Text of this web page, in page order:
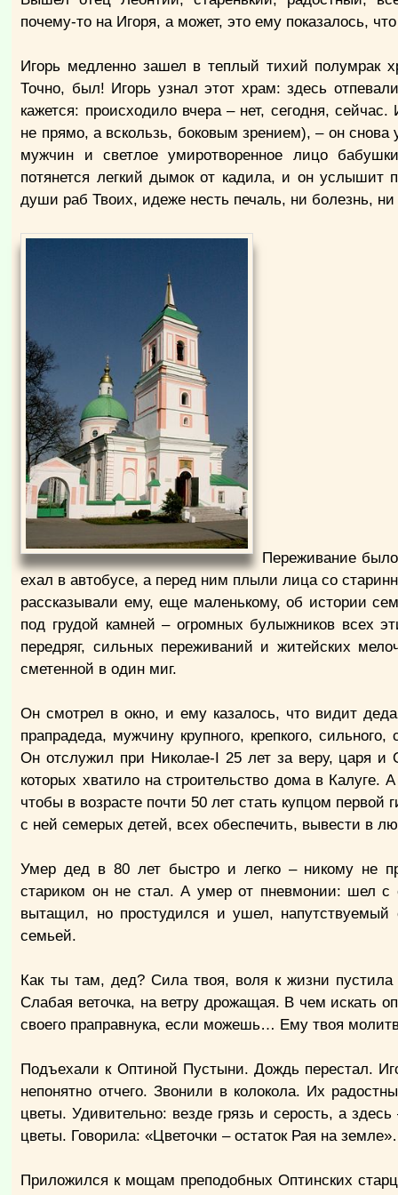
почему-то на Игоря, а может, это ему показалось,
Игорь медленно зашел в теплый тихий полумрак
Точно, был! Игорь узнал этот храм: здесь
кажется: происходило вчера – нет, сегодня,
не прямо, а вскользь, боковым зрением), – он
мужчин и светлое умиротворенное лицо
потянется легкий дымок от кадила, и он
души раб Твоих, идеже несть печаль, ни болезнь,
Переживание
ехал в автобусе, а перед ним плыли лица со
рассказывали ему, еще маленькому, об истории
под грудой камней – огромных булыжников всех
передряг, сильных переживаний и житейских
сметенной в один миг.
Он смотрел в окно, и ему казалось, что видит
прапрадеда, мужчину крупного, крепкого,
Он отслужил при Николае-I 25 лет за веру, царя и
которых хватило на строительство дома в Калуге.
чтобы в возрасте почти 50 лет стать купцом
с ней семерых детей, всех обеспечить, вывести в
Умер дед в 80 лет быстро и легко – никому не
стариком он не стал. А умер от пневмонии: шел
вытащил, но простудился и ушел,
семьей.
Как ты там, дед? Сила твоя, воля к жизни
Слабая веточка, на ветру дрожащая. В чем искать
своего праправнука, если можешь… Ему твоя
Подъехали к Оптиной Пустыни. Дождь перестал.
непонятно отчего. Звонили в колокола. Их
цветы. Удивительно: везде грязь и серость, а
цветы. Говорила: «Цветочки – остаток Рая на
Приложился к мощам преподобных Оптинских